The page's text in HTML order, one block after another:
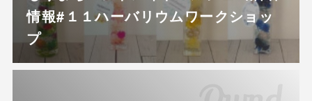
情報#１１ハーバリウムワークショッ
プ